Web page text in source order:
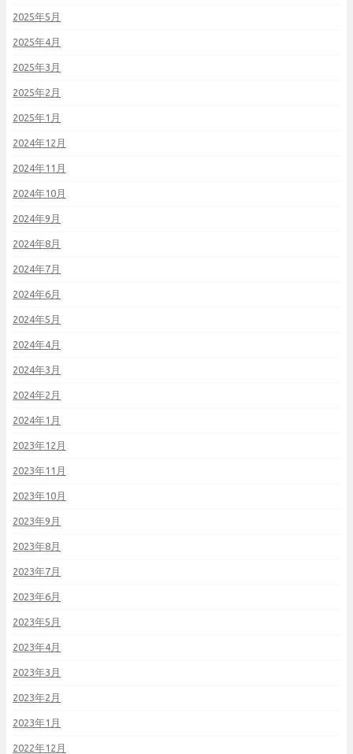
2025年5月
2025年4月
2025年3月
2025年2月
2025年1月
2024年12月
2024年11月
2024年10月
2024年9月
2024年8月
2024年7月
2024年6月
2024年5月
2024年4月
2024年3月
2024年2月
2024年1月
2023年12月
2023年11月
2023年10月
2023年9月
2023年8月
2023年7月
2023年6月
2023年5月
2023年4月
2023年3月
2023年2月
2023年1月
2022年12月